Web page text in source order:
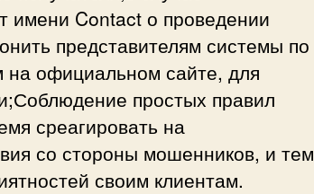
имени Contact о проведении
представителям системы по
официальном сайте, для
простых правил
среагировать на
со стороны мошенников, и тем
своим клиентам.